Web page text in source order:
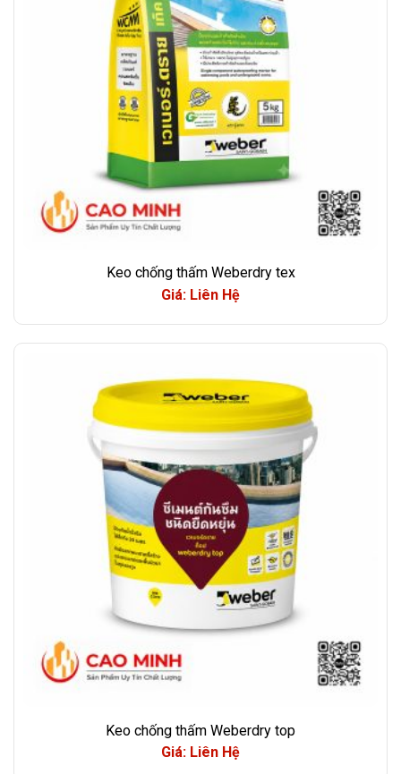
Keo chống thấm Weberdry tex
Giá: Liên Hệ
Keo chống thấm Weberdry top
Giá: Liên Hệ